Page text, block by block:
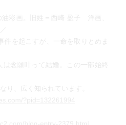
油彩画。旧姓＝西崎 盈子 洋画、
を起こすが、一命を取りとめま
念願叶って結婚。この一部始終
り、広く知られています。